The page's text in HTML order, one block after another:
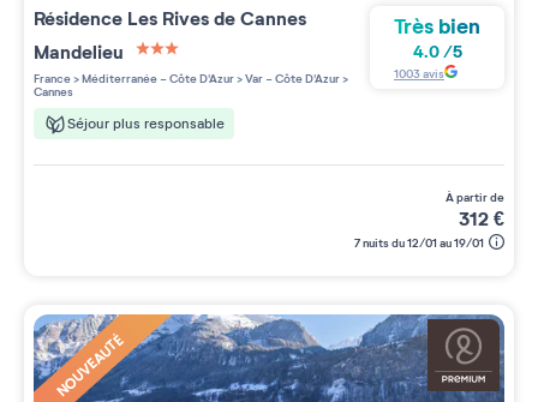
Résidence Les Rives de Cannes
Mandelieu
3 étoiles sur 5
France>Méditerranée - Côte D'Azur>Var - Côte D'Azur>
Cannes
Séjour plus responsable
Très bien
4.0/5
1003avis
à partir de
312€
7 nuits du 12/01 au 19/01
NOUVEAUTÉ